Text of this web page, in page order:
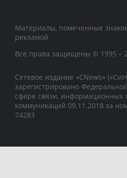
Материалы, помеченные
рекламой
Все права защищены © 1995 –
Сетевое издание «CNews»
зарегистрировано
сфере связи, информационных
коммуникаций 09.11.2018 за
74283